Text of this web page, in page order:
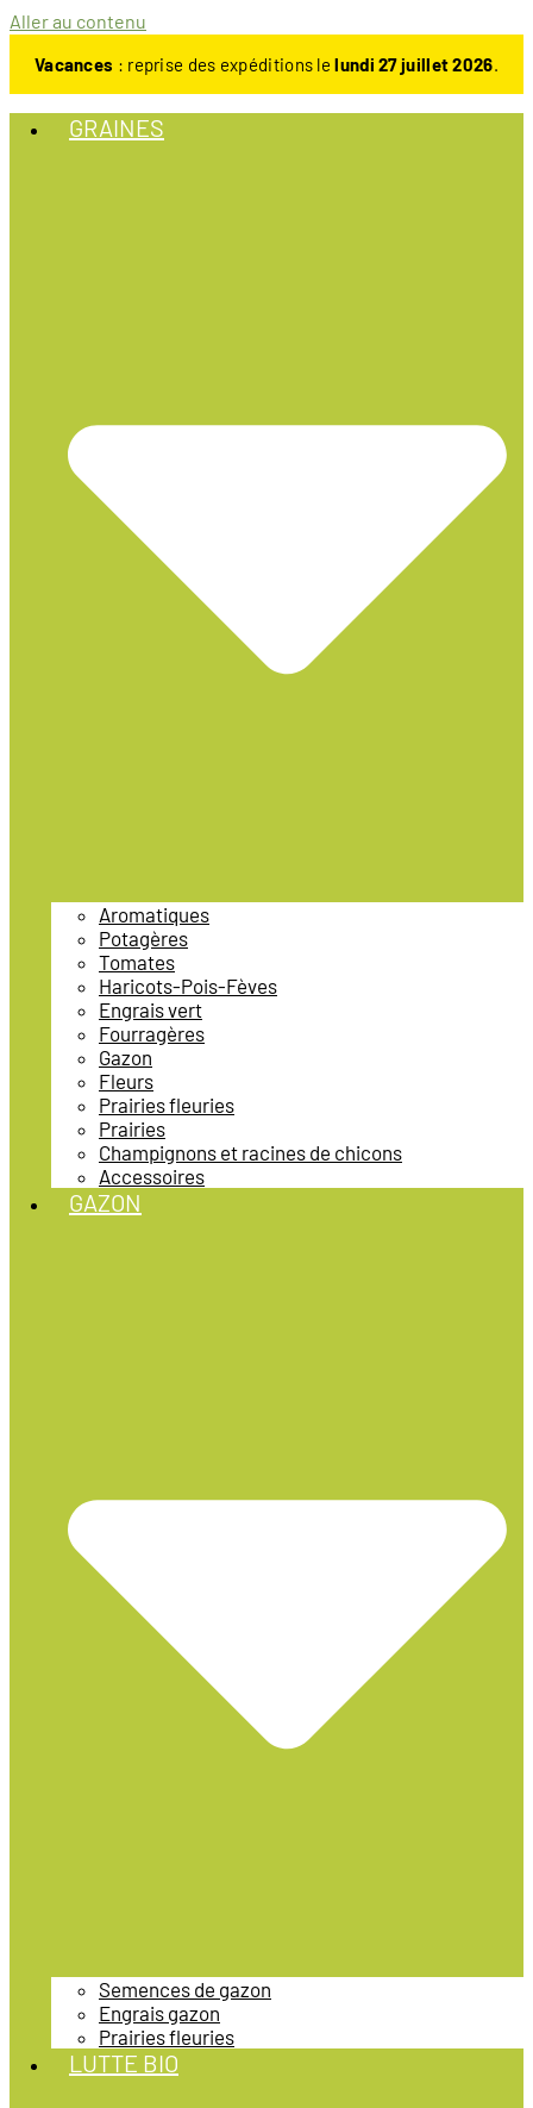
Aller au contenu
Vacances : reprise des expéditions lelundi 27 juillet 2026.
GRAINES
Aromatiques
Potagères
Tomates
Haricots-Pois-Fèves
Engrais vert
Fourragères
Gazon
Fleurs
Prairies fleuries
Prairies
Champignons et racines de chicons
Accessoires
GAZON
Semences de gazon
Engrais gazon
Prairies fleuries
LUTTE BIO